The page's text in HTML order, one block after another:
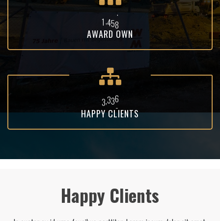
1,551
AWARD OWN
4,500
HAPPY CLIENTS
Happy Clients